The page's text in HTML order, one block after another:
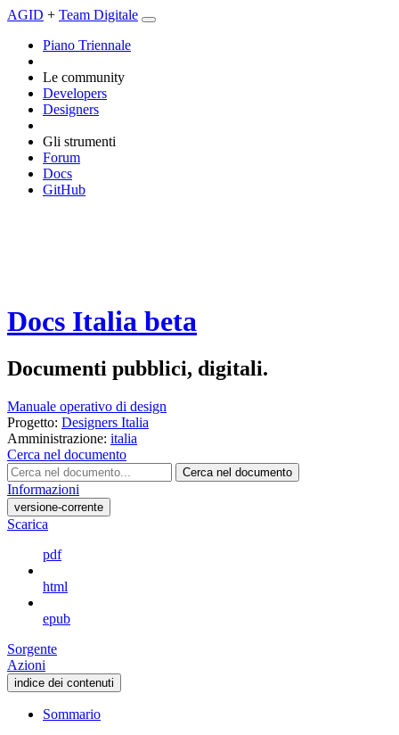
AGID + Team Digitale
Piano Triennale
Le community
Developers
Designers
Gli strumenti
Forum
Docs
GitHub
Docs Italia beta
Documenti pubblici, digitali.
Manuale operativo di design
Progetto: Designers Italia
Amministrazione: italia
Cerca nel documento
Cerca nel documento
Informazioni
versione-corrente
Scarica
pdf
html
epub
Sorgente
Azioni
indice dei contenuti
Sommario